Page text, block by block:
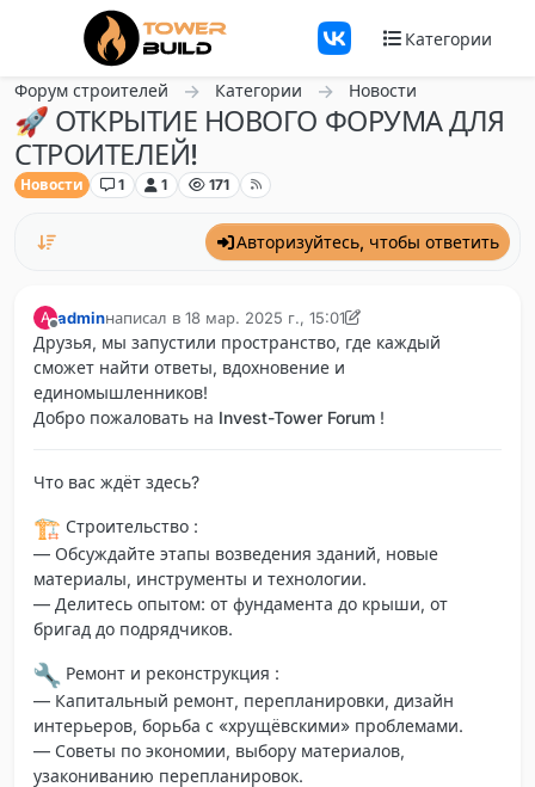
Перейти к содержанию
Категории
Форум строителей Категории Новости
🚀 ОТКРЫТИЕ НОВОГО ФОРУМА ДЛЯ
СТРОИТЕЛЕЙ!
Новости 1 1 171
Авторизуйтесь, чтобы ответить
A
Не в сети
adminнаписал в 18 мар. 2025 г., 15:01
отредактировано admin
Друзья, мы запустили пространство, где каждый
сможет найти ответы, вдохновение и
единомышленников!
Добро пожаловать на Invest-Tower Forum !
Что вас ждёт здесь?
️ Строительство :
— Обсуждайте этапы возведения зданий, новые
материалы, инструменты и технологии.
— Делитесь опытом: от фундамента до крыши, от
бригад до подрядчиков.
Ремонт и реконструкция :
— Капитальный ремонт, перепланировки, дизайн
интерьеров, борьба с «хрущёвскими» проблемами.
— Советы по экономии, выбору материалов,
узакониванию перепланировок.